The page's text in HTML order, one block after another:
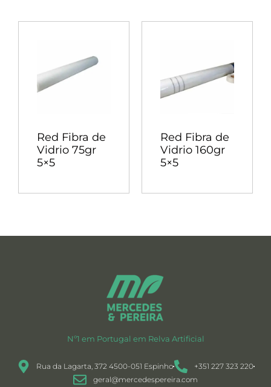
Red Fibra de
Vidrio 75gr
5×5
Red Fibra de
Vidrio 160gr
5×5
Nº1 em Portugal em Relva Artificial
Rua da Lagarta, 372 4500-051 Espinho
+351 227 323 220
geral@mercedespereira.com